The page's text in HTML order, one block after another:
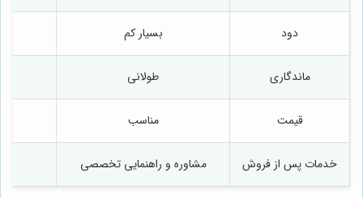
دود بسیار کم
ماندگاری طولانی
قیمت مناسب
خدمات پس از فروش مشاوره و راهنمایی تخصصی